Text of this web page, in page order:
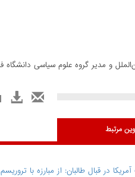
و مدیر گروه علوم سیاسی دانشگاه
مرتبط
در قبال طالبان: از مبارزه با